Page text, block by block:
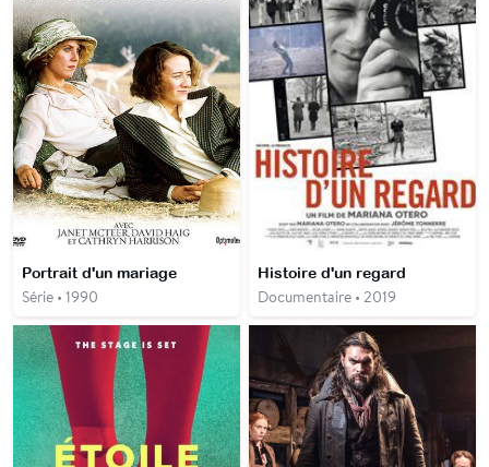
Portrait d'un mariage
Série • 1990
Histoire d'un regard
Documentaire • 2019